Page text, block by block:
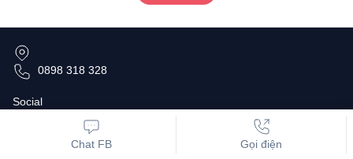
Chat FB Gọi điện
0898 318 328
Social